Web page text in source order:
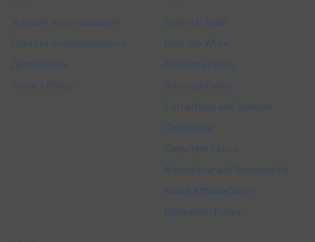
Условия использования
Отказ от ответственности
Доступность
Privacy Policy
Editorial Team
How We Work
Accuracy Policy
Sourcing Policy
Corrections and Updates
Contribute
Copyright Policy
Advertising and Sponsorship
About Affiliate Links
Discussion Policy